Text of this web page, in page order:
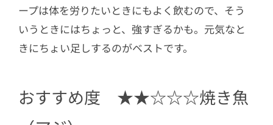
ープは体を労りたいときにもよく飲むので、そう
いうときにはちょっと、強すぎるかも。元気なと
きにちょい足しするのがベストです。
おすすめ度 ★★☆☆☆焼き魚